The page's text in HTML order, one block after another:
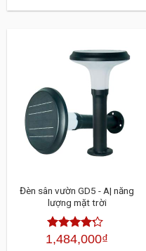
sao
Đèn sân vườn GD5 - A| năng
lượng mặt trời
Được xếp
1,484,000₫